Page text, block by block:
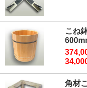
こね
角材